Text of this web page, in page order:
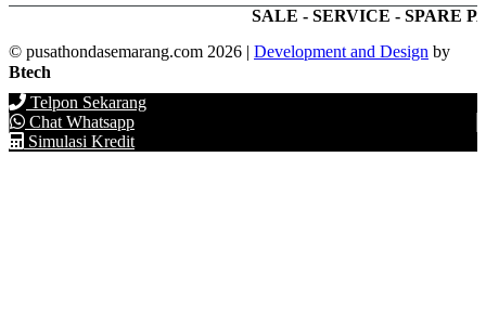
SALE - SERVICE - SPARE
© pusathondasemarang.com 2026 | Development and Design by
Btech
Telpon Sekarang
Chat Whatsapp
Simulasi Kredit